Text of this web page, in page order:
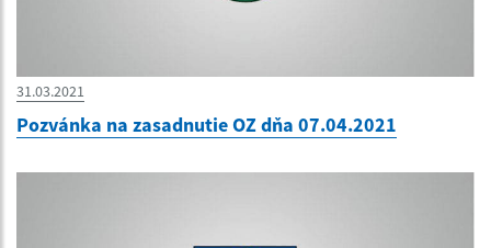
31.03.2021
Pozvánka na zasadnutie OZ dňa 07.04.2021